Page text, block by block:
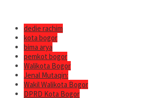
dedie rachim
kota bogor
bima arya
pemkot bogor
Walikota Bogor
Jenal Mutaqin:
Wakil Walikota Bogor
DPRD Kota Bogor